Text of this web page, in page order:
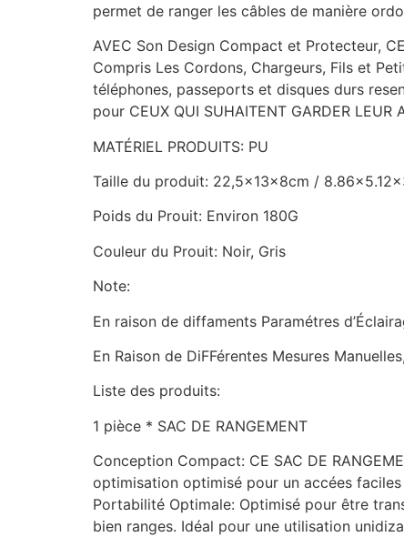
permet de ranger les câbles de manière
AVEC Son Design Compact et Protecteur,
Compris Les Cordons, Chargeurs, Fils et
téléphones, passeports et disques durs
pour CEUX QUI SUHAITENT GARDER LEUR
MATÉRIEL PRODUITS: PU
Taille du produit: 22,5x13x8cm /
Poids du Prouit: Environ 180G
Couleur du Prouit: Noir, Gris
Note:
En raison de diffaments Paramétres
En Raison de DiFFérentes Mesures
Liste des produits:
1 pièce * SAC DE RANGEMENT
Conception Compact: CE SAC DE
optimisation optimisé pour un accées
Portabilité Optimale: Optimisé pour être
bien ranges. Idéal pour une utilisation